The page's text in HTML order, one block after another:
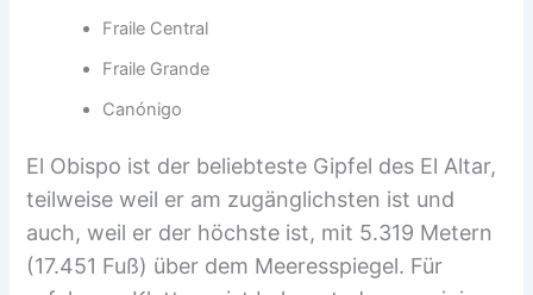
Fraile Central
Fraile Grande
Canónigo
El Obispo ist der beliebteste Gipfel des El Altar,
teilweise weil er am zugänglichsten ist und
auch, weil er der höchste ist, mit 5.319 Metern
(17.451 Fuß) über dem Meeresspiegel. Für